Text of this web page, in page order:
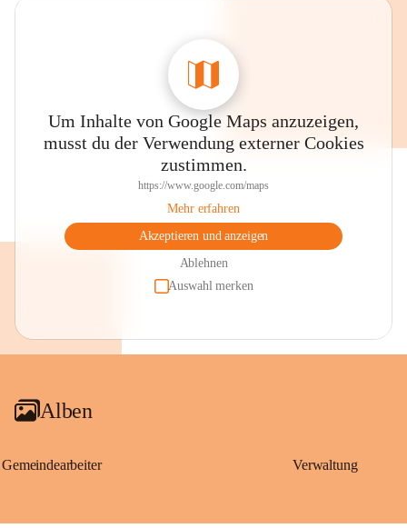
Um Inhalte von Google Maps anzuzeigen,
musst du der Verwendung externer Cookies
zustimmen.
https://www.google.com/maps
Mehr erfahren
Akzeptieren und anzeigen
Ablehnen
Auswahl merken
Alben
Gemeindearbeiter Verwaltung